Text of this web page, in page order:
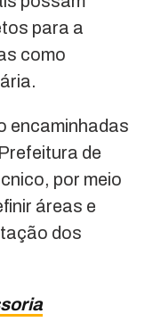
para a
como
encaminhadas
de
por meio
áreas e
dos